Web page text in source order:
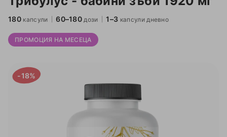
180капсули 60–180 дози 1–3 капсули дневно
ПРОМОЦИЯ НА МЕСЕЦА
-18%